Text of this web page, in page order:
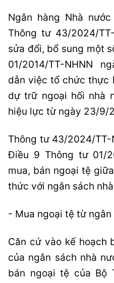
Ngân hàng Nhà
Thông tư 43/2024/
sửa đổi, bổ sung một
01/2014/TT-NHNN
dẫn việc tổ chức thực
dự trữ ngoại hối nhà
hiệu lực từ ngày 23/9/
Thông tư 43/2024/TT-
Điều 9 Thông tư 01/
mua, bán ngoại tệ
thức với ngân sách
- Mua ngoại tệ từ ngân
Căn cứ vào kế hoạch
của ngân sách nhà
bán ngoại tệ của Bộ